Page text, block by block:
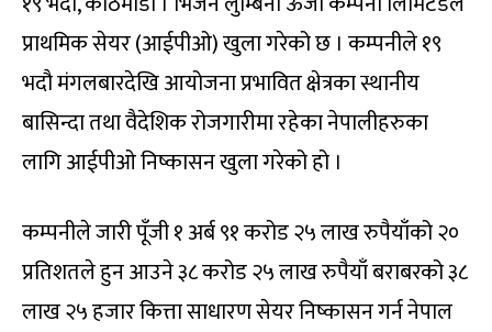
प्राथमिक सेयर (आईपीओ) खुला गरेको छ । कम्पनीले १९
भदौ मंगलबारदेखि आयोजना प्रभावित क्षेत्रका स्थानीय
बासिन्दा तथा वैदेशिक रोजगारीमा रहेका नेपालीहरुका
लागि आईपीओ निष्कासन खुला गरेको हो ।
कम्पनीले जारी पूँजी १ अर्ब ९१ करोड २५ लाख रुपैयाँको २०
प्रतिशतले हुन आउने ३८ करोड २५ लाख रुपैयाँ बराबरको ३८
लाख २५ हजार कित्ता साधारण सेयर निष्कासन गर्न नेपाल